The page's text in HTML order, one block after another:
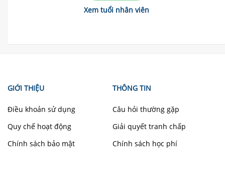
Xem tuổi nhân viên
GIỚI THIỆU
Điều khoản sử dụng
Quy chế hoạt động
Chính sách bảo mật
THÔNG TIN
Câu hỏi thường gặp
Giải quyết tranh chấp
Chính sách học phí